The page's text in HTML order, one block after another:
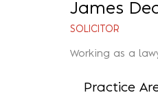
James
SOLICITOR
Working as a
Practice